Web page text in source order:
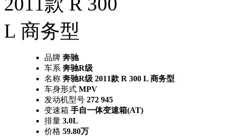
品牌 奔驰
车系 奔驰R级
名称 奔驰R级 2011款 R 300 L 商务型
车身形式 MPV
发动机型号 272 945
变速箱 手自一体变速箱(AT)
排量 3.0L
价格 59.80万